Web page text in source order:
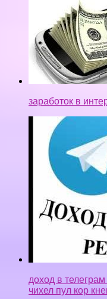
заработок в
доход в
чихел пул кор